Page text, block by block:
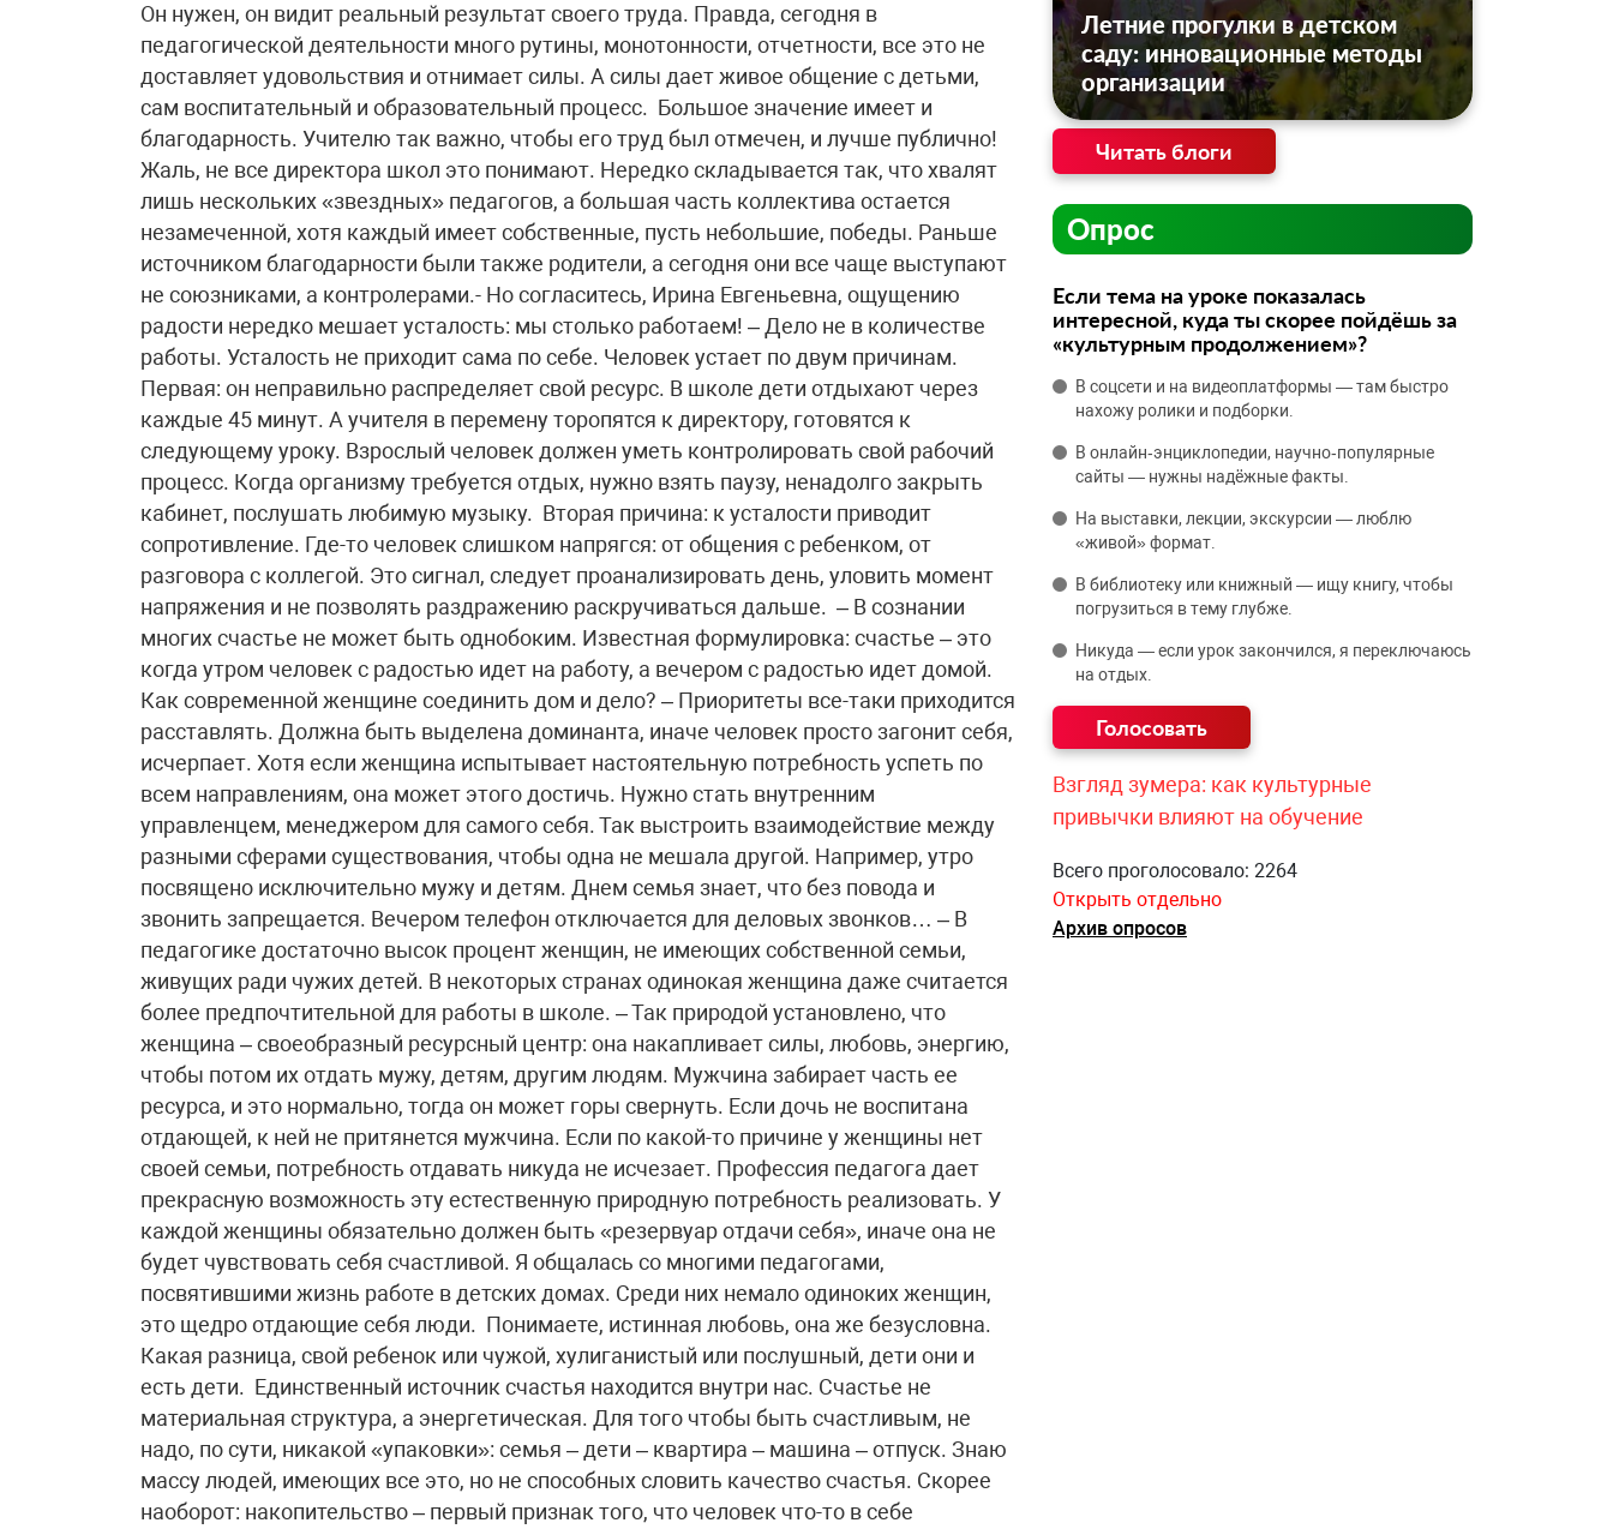
Он нужен, он видит реальный результат своего труда. Правда, сегодня в
педагогической деятельности много рутины, монотонности, отчетности, все это не
доставляет удовольствия и отнимает силы. А силы дает живое общение с детьми,
сам воспитательный и образовательный процесс. Большое значение имеет и
благодарность. Учителю так важно, чтобы его труд был отмечен, и лучше публично!
Жаль, не все директора школ это понимают. Нередко складывается так, что хвалят
лишь нескольких «звездных» педагогов, а большая часть коллектива остается
незамеченной, хотя каждый имеет собственные, пусть небольшие, победы. Раньше
источником благодарности были также родители, а сегодня они все чаще выступают
не союзниками, а контролерами.- Но согласитесь, Ирина Евгеньевна, ощущению
радости нередко мешает усталость: мы столько работаем! – Дело не в количестве
работы. Усталость не приходит сама по себе. Человек устает по двум причинам.
Первая: он неправильно распределяет свой ресурс. В школе дети отдыхают через
каждые 45 минут. А учителя в перемену торопятся к директору, готовятся к
следующему уроку. Взрослый человек должен уметь контролировать свой рабочий
процесс. Когда организму требуется отдых, нужно взять паузу, ненадолго закрыть
кабинет, послушать любимую музыку. Вторая причина: к усталости приводит
сопротивление. Где-то человек слишком напрягся: от общения с ребенком, от
разговора с коллегой. Это сигнал, следует проанализировать день, уловить момент
напряжения и не позволять раздражению раскручиваться дальше. – В сознании
многих счастье не может быть однобоким. Известная формулировка: счастье – это
когда утром человек с радостью идет на работу, а вечером с радостью идет домой.
Как современной женщине соединить дом и дело? – Приоритеты все-таки приходится
расставлять. Должна быть выделена доминанта, иначе человек просто загонит себя,
исчерпает. Хотя если женщина испытывает настоятельную потребность успеть по
всем направлениям, она может этого достичь. Нужно стать внутренним
управленцем, менеджером для самого себя. Так выстроить взаимодействие между
разными сферами существования, чтобы одна не мешала другой. Например, утро
посвящено исключительно мужу и детям. Днем семья знает, что без повода и
звонить запрещается. Вечером телефон отключается для деловых звонков… – В
педагогике достаточно высок процент женщин, не имеющих собственной семьи,
живущих ради чужих детей. В некоторых странах одинокая женщина даже считается
более предпочтительной для работы в школе. – Так природой установлено, что
женщина – своеобразный ресурсный центр: она накапливает силы, любовь, энергию,
чтобы потом их отдать мужу, детям, другим людям. Мужчина забирает часть ее
ресурса, и это нормально, тогда он может горы свернуть. Если дочь не воспитана
отдающей, к ней не притянется мужчина. Если по какой-то причине у женщины нет
своей семьи, потребность отдавать никуда не исчезает. Профессия педагога дает
прекрасную возможность эту естественную природную потребность реализовать. У
каждой женщины обязательно должен быть «резервуар отдачи себя», иначе она не
будет чувствовать себя счастливой. Я общалась со многими педагогами,
посвятившими жизнь работе в детских домах. Среди них немало одиноких женщин,
это щедро отдающие себя люди. Понимаете, истинная любовь, она же безусловна.
Какая разница, свой ребенок или чужой, хулиганистый или послушный, дети они и
есть дети. Единственный источник счастья находится внутри нас. Счастье не
материальная структура, а энергетическая. Для того чтобы быть счастливым, не
надо, по сути, никакой «упаковки»: семья – дети – квартира – машина – отпуск. Знаю
массу людей, имеющих все это, но не способных словить качество счастья. Скорее
наоборот: накопительство – первый признак того, что человек что-то в себе
Летние прогулки в детском
саду: инновационные методы
организации
Читать блоги
Опрос
Если тема на уроке показалась
интересной, куда ты скорее пойдёшь за
«культурным продолжением»?
В соцсети и на видеоплатформы — там быстро
нахожу ролики и подборки.
В онлайн‑энциклопедии, научно‑популярные
сайты — нужны надёжные факты.
На выставки, лекции, экскурсии — люблю
«живой» формат.
В библиотеку или книжный — ищу книгу, чтобы
погрузиться в тему глубже.
Никуда — если урок закончился, я переключаюсь
на отдых.
Взгляд зумера: как культурные
привычки влияют на обучение
Всего проголосовало: 2264
Открыть отдельно
Архив опросов